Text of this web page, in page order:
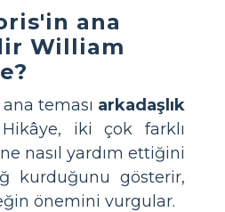
ana
William
teması arkadaşlık
Hikâye, iki çok farklı
nasıl yardım ettiğini
kurduğunu gösterir,
önemini vurgular.